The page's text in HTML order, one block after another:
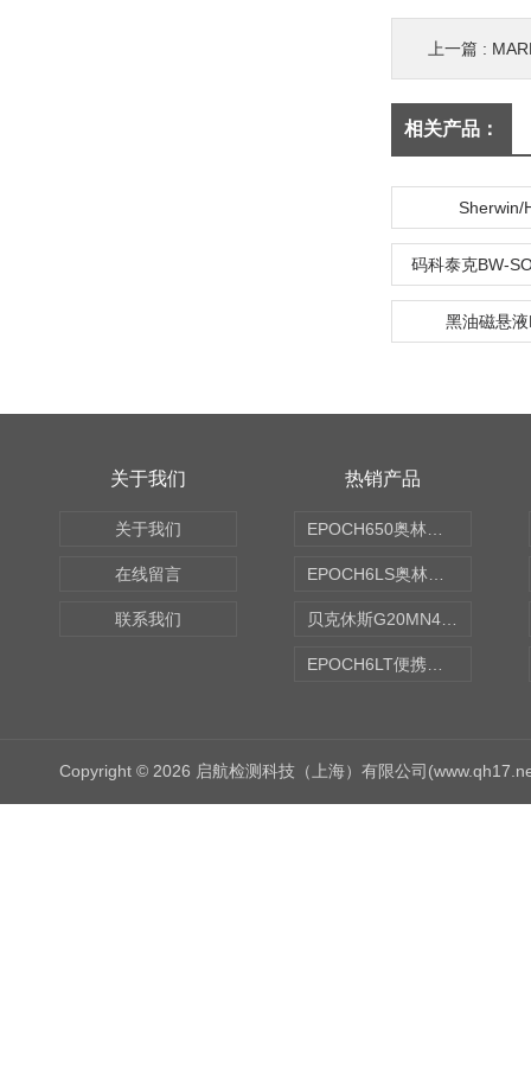
上一篇 :
相关产品：
Sherwin/
码科泰克BW-
黑油磁悬
关于我们
关于我们
在线留言
联系我们
热销产品
Copyright © 2026 启航检测科技（上海）有限公司